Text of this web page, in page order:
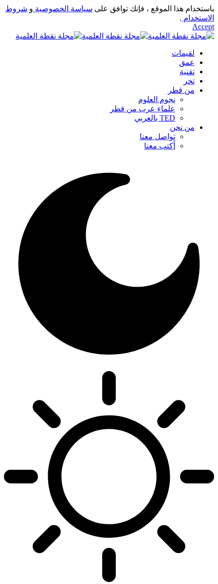
باستخدام هذا الموقع ، فإنك توافق على سياسة الخصوصية و شروط
الاستخدام .
Accept
لقيمات
عمق
تقنية
تحر
من قطر
نجوم العلوم
علماء عرب من قطر
TED بالعربي
من نحن
تواصل معنا
أكتب معنا